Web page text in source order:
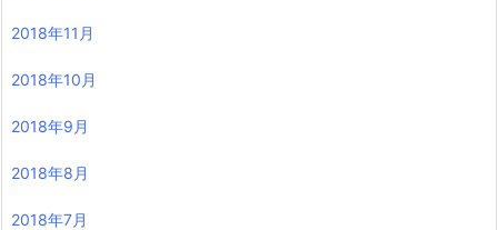
2018年11月
2018年10月
2018年9月
2018年8月
2018年7月